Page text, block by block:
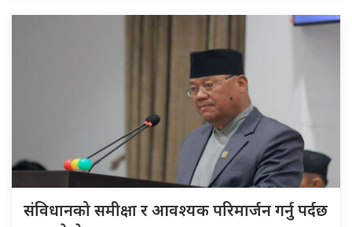
संविधानको समीक्षा र आवश्यक परिमार्जन गर्नु पर्दछ